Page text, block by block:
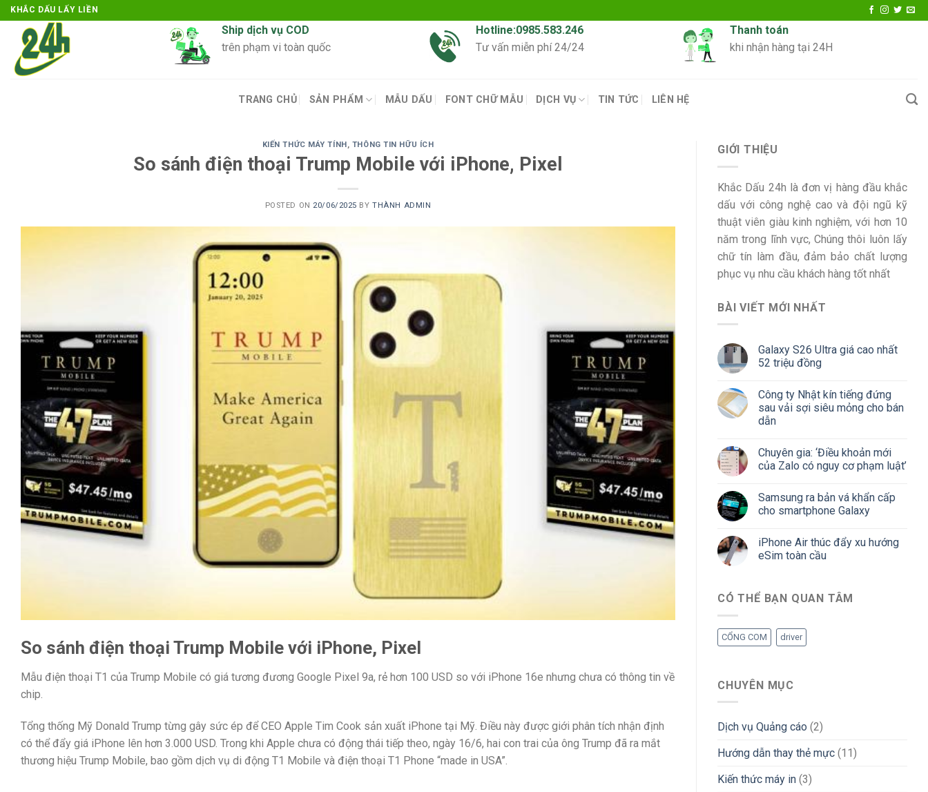
Skip
to
content
KHẮC DẤU LẤY LIỀN
Ship dịch vụ COD
trên phạm vi toàn quốc
Hotline:0985.583.246
Tư vấn miễn phí 24/24
Thanh toán
khi nhận hàng tại 24H
TRANG CHỦ SẢN PHẨM MẪU DẤU FONT CHỮ MẪU DỊCH VỤ TIN TỨC LIÊN HỆ
KIẾN THỨC MÁY TÍNH, THÔNG TIN HỮU ÍCH
So sánh điện thoại Trump Mobile với iPhone, Pixel
POSTED ON 20/06/2025 BYTHÀNH ADMIN
So sánh điện thoại Trump Mobile với iPhone, Pixel
Mẫu điện thoại T1 của Trump Mobile có giá tương đương Google Pixel 9a, rẻ hơn 100 USD so với iPhone 16e nhưng chưa có thông tin về
chip.
Tổng thống Mỹ Donald Trump từng gây sức ép để CEO Apple Tim Cook sản xuất iPhone tại Mỹ. Điều này được giới phân tích nhận định
có thể đẩy giá iPhone lên hơn 3.000 USD. Trong khi Apple chưa có động thái tiếp theo, ngày 16/6, hai con trai của ông Trump đã ra mắt
thương hiệu Trump Mobile, bao gồm dịch vụ di động T1 Mobile và điện thoại T1 Phone “made in USA”.
GIỚI THIỆU
Khắc Dấu 24h là đơn vị hàng đầu khắc
dấu với công nghệ cao và đội ngũ kỹ
thuật viên giàu kinh nghiệm, với hơn 10
năm trong lĩnh vực, Chúng thôi luôn lấy
chữ tín làm đầu, đảm bảo chất lượng
phục vụ nhu cầu khách hàng tốt nhất
BÀI VIẾT MỚI NHẤT
Galaxy S26 Ultra giá cao nhất
52 triệu đồng
Công ty Nhật kín tiếng đứng
sau vải sợi siêu mỏng cho bán
dẫn
Chuyên gia: ‘Điều khoản mới
của Zalo có nguy cơ phạm luật’
Samsung ra bản vá khẩn cấp
cho smartphone Galaxy
iPhone Air thúc đẩy xu hướng
eSim toàn cầu
CÓ THỂ BẠN QUAN TÂM
CỔNG COM driver
CHUYÊN MỤC
Dịch vụ Quảng cáo (2)
Hướng dẫn thay thẻ mực (11)
Kiến thức máy in (3)